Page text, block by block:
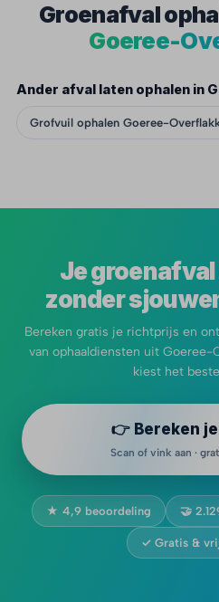
Groenafval
Goeree-
Ander afval laten ophalen in
Grofvuil ophalen Goeree-
Je
zonder
Bereken gratis je richtprijs en
van ophaaldiensten uit Goeree-
kiest het
👉 Bereken
Scan of vink aan ·
★ 4,9 beoordeling 🤝
✓ Gratis &